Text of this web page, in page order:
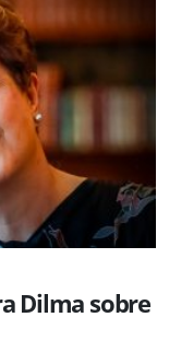
Dilma sobre